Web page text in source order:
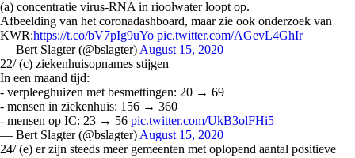
(a) concentratie virus-RNA in rioolwater loopt op.
Afbeelding van het coronadashboard, maar zie ook onderzoek van
KWR:https://t.co/bV7pIg9uYo pic.twitter.com/AGevL4GhIr
— Bert Slagter (@bslagter) August 15, 2020
22/ (c) ziekenhuisopnames stijgen
In een maand tijd:
- verpleeghuizen met besmettingen: 20 → 69
- mensen in ziekenhuis: 156 → 360
- mensen op IC: 23 → 56 pic.twitter.com/UkB3olFHi5
— Bert Slagter (@bslagter) August 15, 2020
24/ (e) er zijn steeds meer gemeenten met oplopend aantal positieve